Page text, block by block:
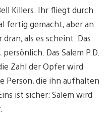
Killers. Ihr fliegt durch
fertig gemacht, aber an
als es scheint. Das
Das Salem P.D.
Zahl der Opfer wird
Person, die ihn aufhalten
ist sicher: Salem wird